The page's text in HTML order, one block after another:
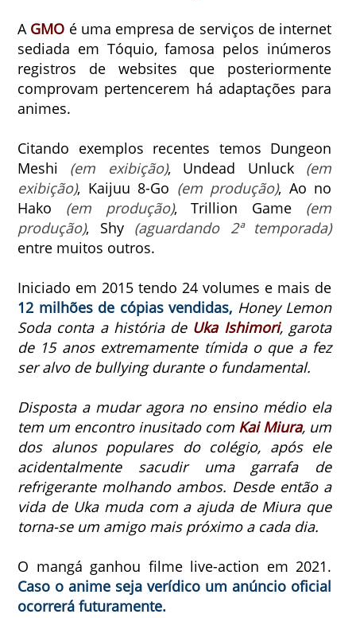
A GMO é uma empresa de serviços de internet
sediada em Tóquio, famosa pelos inúmeros
registros de websites que posteriormente
comprovam pertencerem há adaptações para
animes.
Citando exemplos recentes temos Dungeon
Meshi (em exibição), Undead Unluck (em
exibição), Kaijuu 8-Go (em produção), Ao no
Hako (em produção), Trillion Game (em
produção), Shy (aguardando 2ª temporada)
entre muitos outros.
Iniciado em 2015 tendo 24 volumes e mais de
12 milhões de cópias vendidas, Honey Lemon
Soda conta a história de Uka Ishimori, garota
de 15 anos extremamente tímida o que a fez
ser alvo de bullying durante o fundamental.
Disposta a mudar agora no ensino médio ela
tem um encontro inusitado com Kai Miura, um
dos alunos populares do colégio, após ele
acidentalmente sacudir uma garrafa de
refrigerante molhando ambos. Desde então a
vida de Uka muda com a ajuda de Miura que
torna-se um amigo mais próximo a cada dia.
O mangá ganhou filme live-action em 2021.
Caso o anime seja verídico um anúncio oficial
ocorrerá futuramente.